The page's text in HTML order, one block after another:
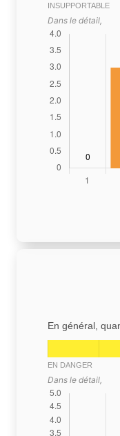
INSUPPORTABLE
Dans le détail,
En général,
EN DANGER
Dans le détail,